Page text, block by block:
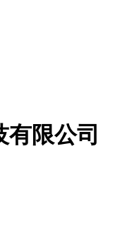
限公司